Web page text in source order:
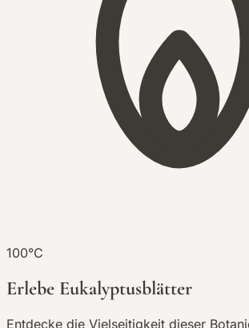
100°C
Erlebe Eukalyptusblätter
Entdecke die Vielseitigkeit dieser